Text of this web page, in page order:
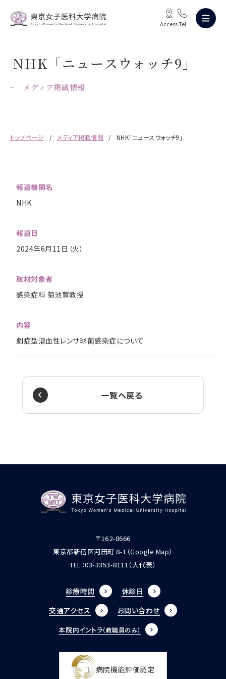
AccessTel
NHK「ニュースウォッチ9」
メディア掲載情報
トップページ メディア掲載情報 NHK「ニュースウォッチ9」
報道機関名
NHK
報道日
2024年6月11日（火）
取材対象者
感染症科 菊池賢教授
内容
劇症型溶血性レンサ球菌感染症について
一覧へ戻る
〒162-8666
東京都新宿区河田町 8-1（Google Map）
TEL：03-3353-8111 （大代表）
診療時間
休診日
交通アクセス
お問い合わせ
本院内イントラ（教職員のみ）
病院機能評価認定